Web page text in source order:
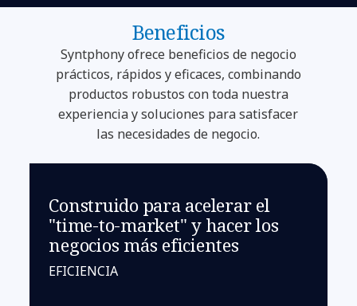
Beneficios
Syntphony ofrece beneficios de negocio
prácticos, rápidos y eficaces, combinando
productos robustos con toda nuestra
experiencia y soluciones para satisfacer
las necesidades de negocio.
Construido para acelerar el
"time-to-market" y hacer los
negocios más eficientes
EFICIENCIA